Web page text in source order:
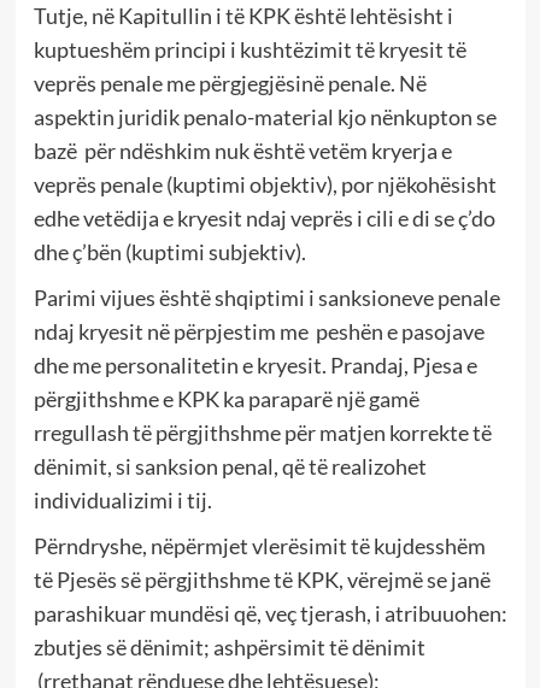
Tutje, në Kapitullin i të KPK është lehtësisht i
kuptueshëm principi i kushtëzimit të kryesit të
veprës penale me përgjegjësinë penale. Në
aspektin juridik penalo-material kjo nënkupton se
bazë për ndëshkim nuk është vetëm kryerja e
veprës penale (kuptimi objektiv), por njëkohësisht
edhe vetëdija e kryesit ndaj veprës i cili e di se ç’do
dhe ç’bën (kuptimi subjektiv).
Parimi vijues është shqiptimi i sanksioneve penale
ndaj kryesit në përpjestim me peshën e pasojave
dhe me personalitetin e kryesit. Prandaj, Pjesa e
përgjithshme e KPK ka paraparë një gamë
rregullash të përgjithshme për matjen korrekte të
dënimit, si sanksion penal, që të realizohet
individualizimi i tij.
Përndryshe, nëpërmjet vlerësimit të kujdesshëm
të Pjesës së përgjithshme të KPK, vërejmë se janë
parashikuar mundësi që, veç tjerash, i atribuuohen:
zbutjes së dënimit; ashpërsimit të dënimit
(rrethanat rënduese dhe lehtësuese);